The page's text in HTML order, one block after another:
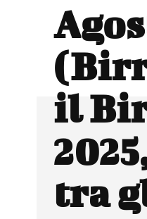
il
tra